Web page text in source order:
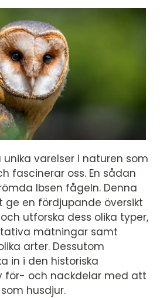
varelser i naturen som
fascinerar oss. En sådan
Ibsen fågeln. Denna
ge en fördjupande översikt
utforska dess olika typer,
mätningar samt
arter. Dessutom
in i den historiska
för- och nackdelar med att
husdjur.